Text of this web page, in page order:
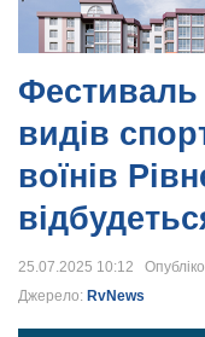
Фестиваль
видів
воїнів
25.07.2025 10:12
Джерело: RvNews